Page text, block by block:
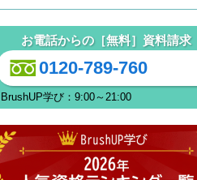
お電話からの［無料］資料請求
0120-789-760
BrushUP学び：9:00～21:00